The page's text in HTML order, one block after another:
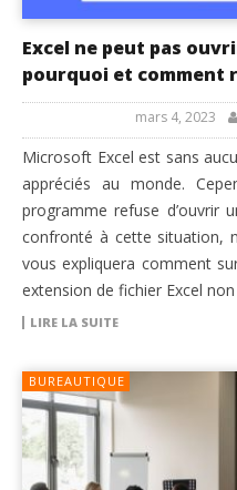
Excel ne peut pas
pourquoi et comment
mars 4, 2023
Microsoft Excel est sans
appréciés au monde.
programme refuse d’ouvrir
confronté à cette situation,
vous expliquera comment
extension de fichier Excel
LIRE LA SUITE
BUREAUTIQUE